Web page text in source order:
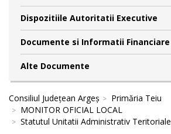
Dispozitiile Autoritatii Executive
Documente si Informatii Financiare
Alte Documente
Consiliul Județean Argeș
Primăria Teiu
MONITOR OFICIAL LOCAL
Statutul Unitatii Administrativ Teritoriale